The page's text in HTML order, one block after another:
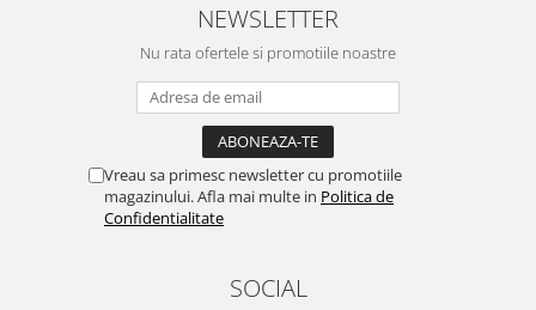
NEWSLETTER
Nu rata ofertele si promotiile noastre
Vreau sa primesc newsletter cu promotiile
magazinului. Afla mai multe in Politica de
Confidentialitate
SOCIAL